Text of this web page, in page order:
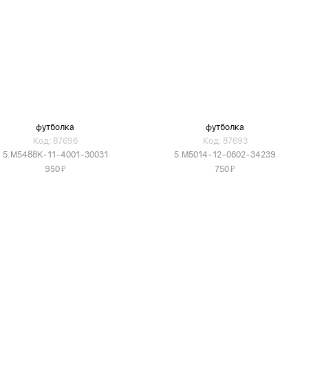
футболка
Код: 87696
5.M5488K-11-4001-30031
950Я
футболка
Код: 87693
5.M5014-12-0602-34239
750Я